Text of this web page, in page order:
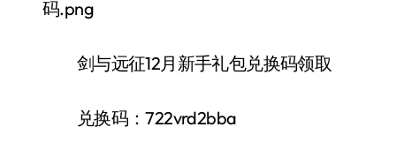
剑与远征12月新手礼包兑换码领取
兑换码：722vrd2bba